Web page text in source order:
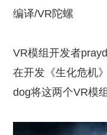
编译/VR陀螺
VR模组开发者
在开发《生化危机
dog将这两个VR模